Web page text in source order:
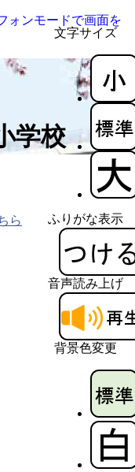
文字サイズ
ふりがな表示
音声読み上げ
背景色変更
ォンモードで画面を
学校
ら